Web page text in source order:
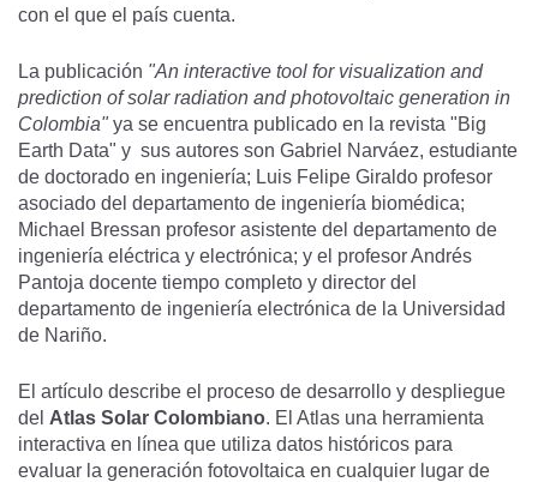
con el que el país cuenta.
La publicación "An interactive tool for visualization and
prediction of solar radiation and photovoltaic generation in
Colombia"ya se encuentra publicado en la revista "Big
Earth Data" y sus autores son Gabriel Narváez, estudiante
de doctorado en ingeniería; Luis Felipe Giraldo profesor
asociado del departamento de ingeniería biomédica;
Michael Bressan profesor asistente del departamento de
ingeniería eléctrica y electrónica; y el profesor Andrés
Pantoja docente tiempo completo y director del
departamento de ingeniería electrónica de la Universidad
de Nariño.
El artículo describe el proceso de desarrollo y despliegue
del Atlas Solar Colombiano. El Atlas una herramienta
interactiva en línea que utiliza datos históricos para
evaluar la generación fotovoltaica en cualquier lugar de